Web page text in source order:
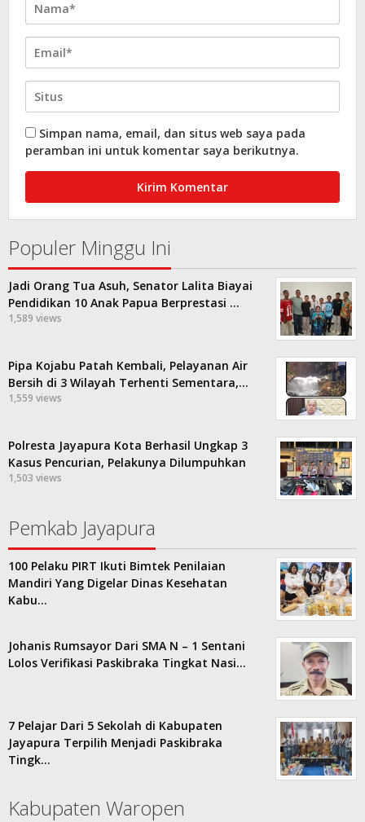
Simpan nama, email, dan situs web saya pada
peramban ini untuk komentar saya berikutnya.
Populer Minggu Ini
Jadi Orang Tua Asuh, Senator Lalita Biayai
Pendidikan 10 Anak Papua Berprestasi …
1,589 views
Pipa Kojabu Patah Kembali, Pelayanan Air
Bersih di 3 Wilayah Terhenti Sementara,…
1,559 views
Polresta Jayapura Kota Berhasil Ungkap 3
Kasus Pencurian, Pelakunya Dilumpuhkan
1,503 views
Pemkab Jayapura
100 Pelaku PIRT Ikuti Bimtek Penilaian
Mandiri Yang Digelar Dinas Kesehatan
Kabu…
Johanis Rumsayor Dari SMA N – 1 Sentani
Lolos Verifikasi Paskibraka Tingkat Nasi…
7 Pelajar Dari 5 Sekolah di Kabupaten
Jayapura Terpilih Menjadi Paskibraka
Tingk…
Kabupaten Waropen